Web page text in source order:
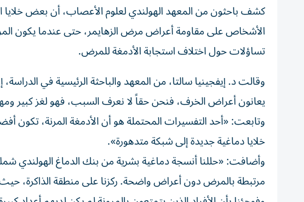
كشف باحثون من المعهد الهولندي لعلوم الأعصاب، أن بعض خلايا
الأشخاص على مقاومة أعراض مرض الزهايمر، حتى عندما يكون
تساؤلات حول اختلاف استجابة الأدمغة للمرض.
يعانون أعراض الخرف، فنحن حقاً لا نعرف السبب، فهو لغز كبير
وتابعت: «أحد التفسيرات المحتملة هو أن الأدمغة المرنة، تكون
خلايا دماغية جديدة إلى شبكة متدهورة».
وأضافت: «حللنا أنسجة دماغية بشرية من بنك الدماغ
مرتبطة بالمرض دون أعراض واضحة. ركزنا على منطقة الذاكرة،